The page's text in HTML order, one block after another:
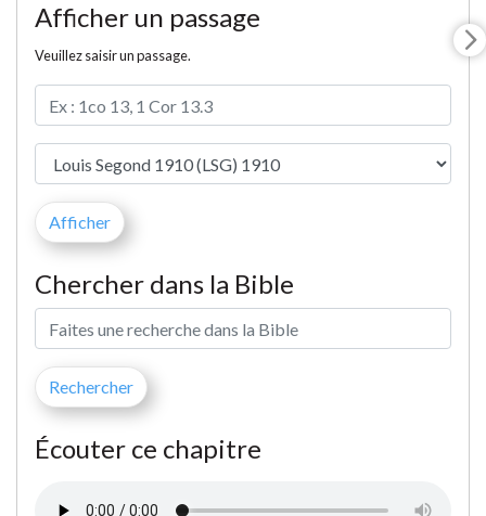
Afficher un passage
Veuillez saisir un passage.
Chercher dans la Bible
Écouter ce chapitre